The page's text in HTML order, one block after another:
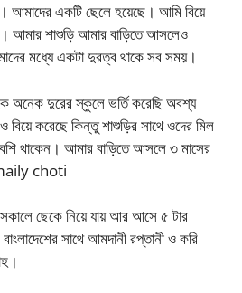
আমাদের একটি ছেলে হয়েছে। আমি বিয়ে
আমার শাশুড়ি আমার বাড়িতে আসলেও
মধ্যে একটা দুরত্ব থাকে সব সময়।
অনেক দুরের স্কুলে ভর্তি করেছি অবশ্য
করেছে কিন্তু শাশুড়ির সাথে ওদের মিল
থাকেন। আমার বাড়িতে আসলে ৩ মাসের
choti
ছেকে নিয়ে যায় আর আসে ৫ টার
সাথে আমদানী রপ্তানী ও করি